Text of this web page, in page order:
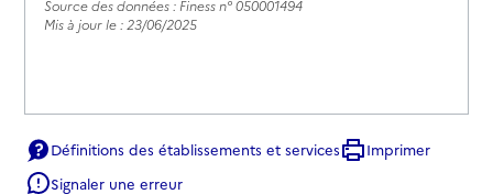
Source des données : Finess n° 050001494
Mis à jour le : 23/06/2025
Définitions des établissements et services
Imprimer
Signaler une erreur